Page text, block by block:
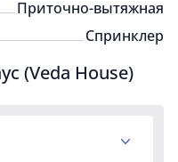
Приточно-вытяжная
Спринклер
(Veda House)